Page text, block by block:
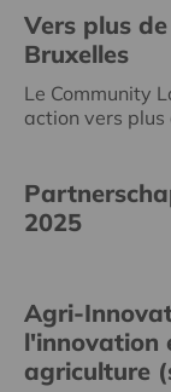
Vers plus
Bruxelles
Le Community
action vers
2025
Agri-
l'innovation
agriculture